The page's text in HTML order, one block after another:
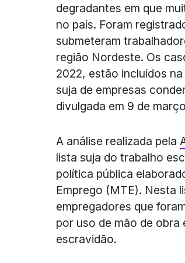
degradantes em que
no país. Foram
submeteram
região Nordeste. Os
2022, estão incluídos
suja de empresas
divulgada em 9 de
A análise realizada pela
lista suja do trabalho
política pública
Emprego (MTE). Nesta
empregadores que
por uso de mão de obra
escravidão.